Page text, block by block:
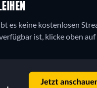
es keine kostenlosen
ist, klicke oben